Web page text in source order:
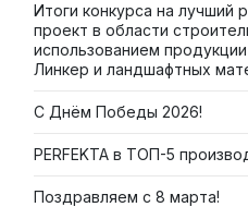
Итоги конкурса на лучший
проект в области
использованием продукции
Линкер и ландшафтных
С Днём Победы 2026!
PERFEKTA в ТОП-5
Поздравляем с 8 марта!